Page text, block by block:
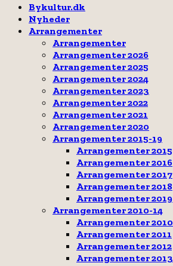
Bykultur.dk
Nyheder
Arrangementer
Arrangementer
Arrangementer 2026
Arrangementer 2025
Arrangementer 2024
Arrangementer 2023
Arrangementer 2022
Arrangementer 2021
Arrangementer 2020
Arrangementer 2015-19
Arrangementer 2015
Arrangementer 2016
Arrangementer 2017
Arrangementer 2018
Arrangementer 2019
Arrangementer 2010-14
Arrangementer 2010
Arrangementer 2011
Arrangementer 2012
Arrangementer 2013